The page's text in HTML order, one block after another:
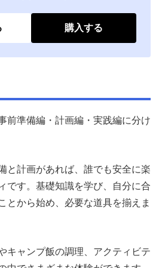
購入する
前準備編・計画編・実践編に分け
と計画があれば、誰でも安全に楽
です。基礎知識を学び、自分に合
とから始め、必要な道具を揃えま
キャンプ飯の調理、アクティビテ